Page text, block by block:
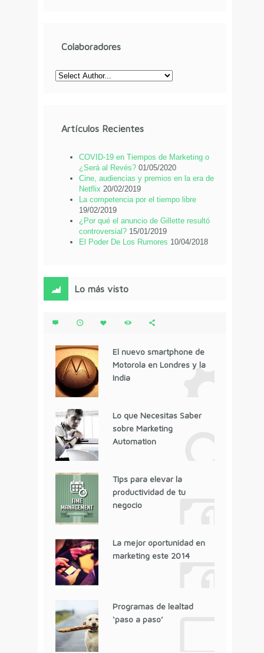
Colaboradores
Artículos Recientes
COVID-19 en Tiempos de Marketing o
¿Será al Revés? 01/05/2020
Cine, audiencias y premios en la era de
Netflix 20/02/2019
La competencia por el tiempo libre
19/02/2019
¿Por qué el anuncio de Gillette resultó
controversial? 15/01/2019
El Poder De Los Rumores 10/04/2018
Lo más visto
El nuevo smartphone de
Motorola en Londres y la
India
Lo que Necesitas Saber
sobre Marketing
Automation
Tips para elevar la
productividad de tu
negocio
La mejor oportunidad en
marketing este 2014
Programas de lealtad
‘paso a paso’